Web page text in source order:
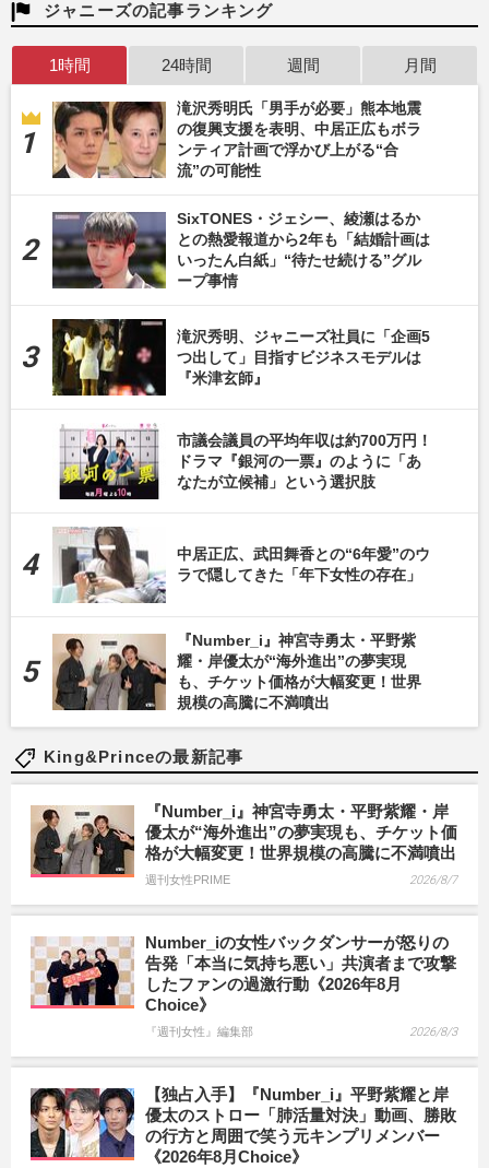
ジャニーズの記事ランキング
1時間 24時間 週間 月間
滝沢秀明氏「男手が必要」熊本地震
の復興支援を表明、中居正広もボラ
ンティア計画で浮かび上がる“合
流”の可能性
SixTONES・ジェシー、綾瀬はるか
との熱愛報道から2年も「結婚計画は
いったん白紙」“待たせ続ける”グル
ープ事情
滝沢秀明、ジャニーズ社員に「企画5
つ出して」目指すビジネスモデルは
『米津玄師』
市議会議員の平均年収は約700万円！
ドラマ『銀河の一票』のように「あ
なたが立候補」という選択肢
中居正広、武田舞香との“6年愛”のウ
ラで隠してきた「年下女性の存在」
『Number_i』神宮寺勇太・平野紫
耀・岸優太が“海外進出”の夢実現
も、チケット価格が大幅変更！世界
規模の高騰に不満噴出
King&Princeの最新記事
『Number_i』神宮寺勇太・平野紫耀・岸
優太が“海外進出”の夢実現も、チケット価
格が大幅変更！世界規模の高騰に不満噴出
週刊女性PRIME 2026/8/7
Number_iの女性バックダンサーが怒りの
告発「本当に気持ち悪い」共演者まで攻撃
したファンの過激行動《2026年8月
Choice》
『週刊女性』編集部 2026/8/3
【独占入手】『Number_i』平野紫耀と岸
優太のストロー「肺活量対決」動画、勝敗
の行方と周囲で笑う元キンプリメンバー
《2026年8月Choice》